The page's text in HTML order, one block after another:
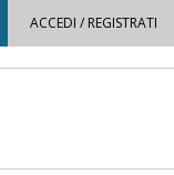
ACCEDI / REGISTRATI